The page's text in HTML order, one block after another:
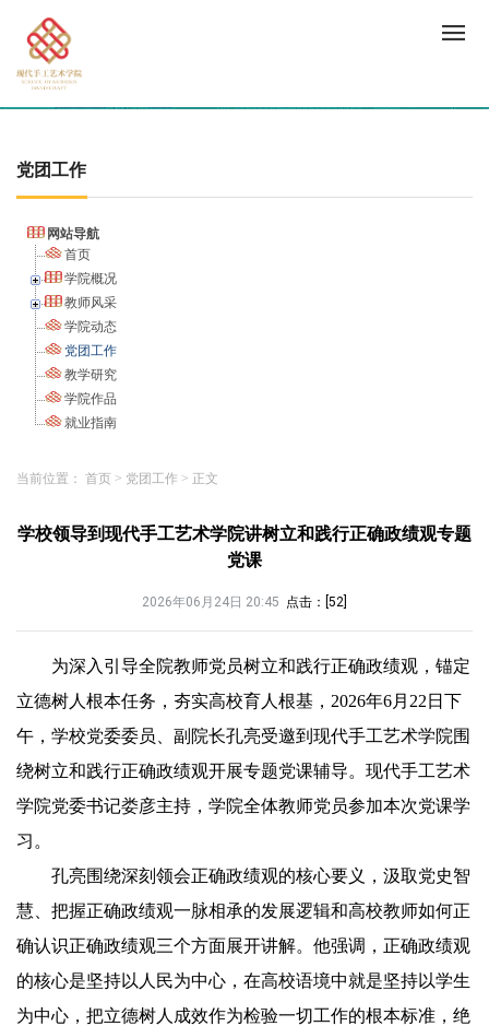
党团工作
网站导航
首页
学院概况
教师风采
学院动态
党团工作
教学研究
学院作品
就业指南
当前位置： 首页 > 党团工作 > 正文
学校领导到现代手工艺术学院讲树立和践行正确政绩观专题
党课
2026年06月24日 20:45 点击：[ 52
为深入引导全院教师党员树立和践行正确政绩观，锚定
立德树人根本任务，夯实高校育人根基， 2026年6月22日下
午，学校党委委员、副院长孔亮受邀到现代手工艺术学院围
绕树立和践行正确政绩观开展专题党课辅导。现代手工艺术
学院党委书记娄彦主持，学院全体教师党员参加本次党课学
习。
孔亮围绕深刻领会正确政绩观的核心要义，汲取党史智
慧、把握正确政绩观一脉相承的发展逻辑和高校教师如何正
确认识正确政绩观三个方面展开讲解。他强调，正确政绩观
的核心是坚持以人民为中心，在高校语境中就是坚持以学生
为中心，把立德树人成效作为检验一切工作的根本标准，绝